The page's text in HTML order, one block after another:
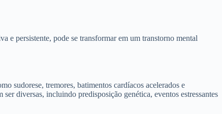
e persistente, pode se transformar em um transtorno mental
sudorese, tremores, batimentos cardíacos acelerados e
diversas, incluindo predisposição genética, eventos estressantes